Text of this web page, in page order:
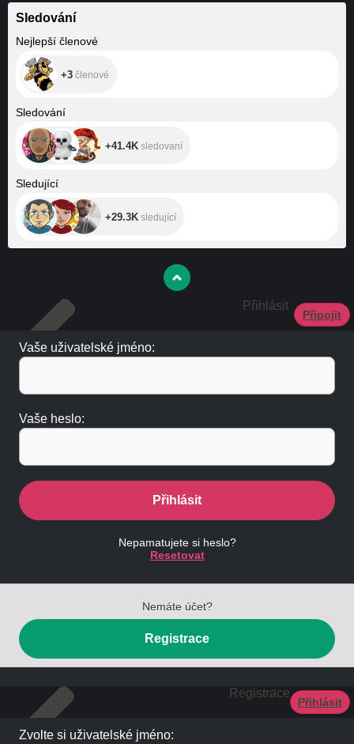
Sledování
Nejlepší členové
+3
+3 členové
Sledování
+41.4K sledovaní
Sledující
+29.3K sledující
Přihlásit
Připojit
Vaše uživatelské jméno:
Vaše heslo:
Přihlásit
Nepamatujete si heslo?
Resetovat
Nemáte účet?
Registrace
Registrace
Přihlásit
Zvolte si uživatelské jméno: